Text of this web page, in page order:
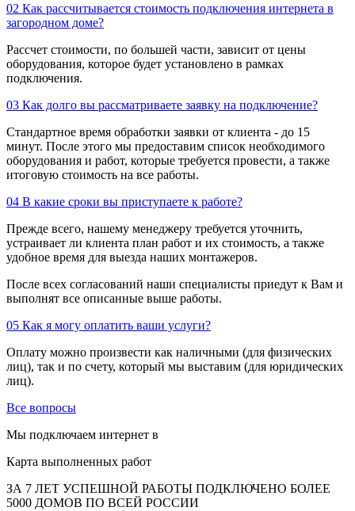
02 Как рассчитывается стоимость подключения интернета в
загородном доме?
Рассчет стоимости, по большей части, зависит от цены
оборудования, которое будет установлено в рамках
подключения.
03 Как долго вы рассматриваете заявку на подключение?
Стандартное время обработки заявки от клиента - до 15
минут. После этого мы предоставим список необходимого
оборудования и работ, которые требуется провести, а также
итоговую стоимость на все работы.
04 В какие сроки вы приступаете к работе?
Прежде всего, нашему менеджеру требуется уточнить,
устраивает ли клиента план работ и их стоимость, а также
удобное время для выезда наших монтажеров.
После всех согласований наши специалисты приедут к Вам и
выполнят все описанные выше работы.
05 Как я могу оплатить ваши услуги?
Оплату можно произвести как наличными (для физических
лиц), так и по счету, который мы выставим (для юридических
лиц).
Все вопросы
Мы подключаем интернет в
Карта выполненных работ
ЗА 7 ЛЕТ УСПЕШНОЙ РАБОТЫ ПОДКЛЮЧЕНО БОЛЕЕ
5000 ДОМОВ ПО ВСЕЙ РОССИИ